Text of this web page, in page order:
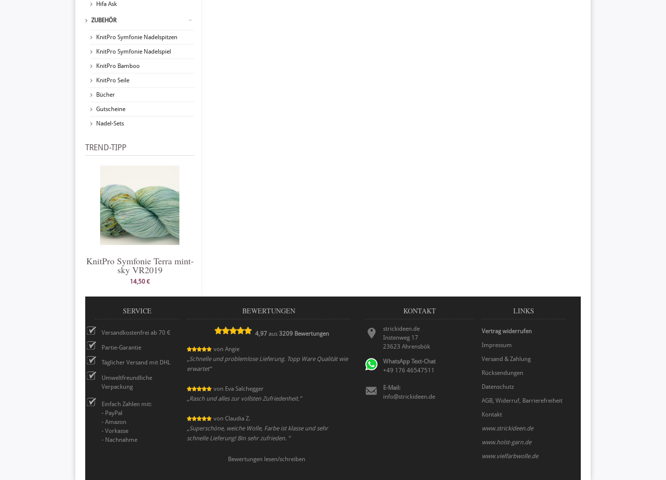
Hifa Ask
ZUBEHÖR
KnitPro Symfonie Nadelspitzen
KnitPro Symfonie Nadelspiel
KnitPro Bamboo
KnitPro Seile
Bücher
Gutscheine
Nadel-Sets
TREND-TIPP
KnitPro Symfonie Terra mint-
sky VR2019
14,50 €
SERVICE
Versandkostenfrei ab 70 €
Partie-Garantie
Täglicher Versand mit DHL
Umweltfreundliche
Verpackung
Einfach Zahlen mit:
- PayPal
- Amazon
- Vorkasse
- Nachnahme
BEWERTUNGEN
4,97 aus3209 Bewertungen
von Angie
„Schnelle und problemlose Lieferung. Topp Ware Qualität wie
erwartet”
von Eva Salchegger
„Rasch und alles zur vollsten Zufriedenheit.”
von Claudia Z.
„Superschöne, weiche Wolle, Farbe ist klasse und sehr
schnelle Lieferung! Bin sehr zufrieden. ”
Bewertungen lesen/schreiben
KONTAKT
strickideen.de
Instenweg 17
23623 Ahrensbök
WhatsApp Text-Chat
+49 176 46547511
E-Mail:
info@strickideen.de
LINKS
Vertrag widerrufen
Impressum
Versand & Zahlung
Rücksendungen
Datenschutz
AGB, Widerruf, Barrierefreiheit
Kontakt
www.strickideen.de
www.holst-garn.de
www.vielfarbwolle.de